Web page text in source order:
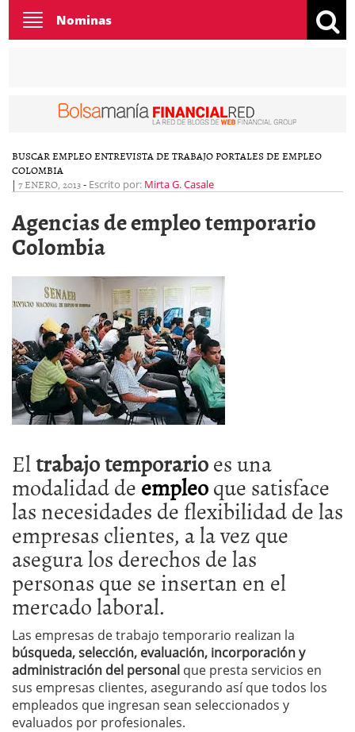
Toggle
navigation
Nominas
BUSCAR EMPLEOENTREVISTA DE TRABAJOPORTALES DE EMPLEO
COLOMBIA
| 7 ENERO, 2013- Escrito por: Mirta G. Casale
Agencias de empleo temporario
Colombia
Eltrabajo temporarioes una
modalidad deempleoque satisface
las necesidades de flexibilidad de las
empresas clientes, a la vez que
asegura los derechos de las
personas que se insertan en el
mercado laboral.
Las empresas de trabajo temporario realizan la
búsqueda, selección, evaluación, incorporación y
administración del personal que presta servicios en
sus empresas clientes, asegurando así que todos los
empleados que ingresan sean seleccionados y
evaluados por profesionales.